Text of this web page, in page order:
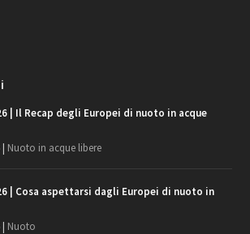
| Il Recap degli Europei di nuoto in acque
| Nuoto in acque libere
| Cosa aspettarsi dagli Europei di nuoto in
| Nuoto